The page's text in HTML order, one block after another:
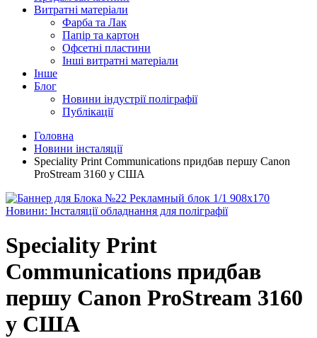
Витратні матеріали
Фарба та Лак
Папір та картон
Офсетні пластини
Інші витратні матеріали
Інше
Блог
Новини індустрії поліграфії
Публікації
Головна
Новини інсталяції
Speciality Print Communications придбав першу Canon
ProStream 3160 у США
Новини: Інсталяції обладнання для поліграфії
Speciality Print
Communications придбав
першу Canon ProStream 3160
у США